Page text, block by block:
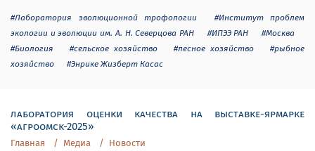
#Лаборатория эволюционной трофологии
#Институт проблем
экологии и эволюции им. А. Н. Северцова РАН
#ИПЭЭ РАН
#Москва
#Биология
#сельское хозяйство #лесное хозяйство
#рыбное
хозяйство
#Энрике Жизберт Касас
лаборатория оценки качества на выставке-ярмарке
«агроомск-2025»
Главная Медиа
Новости